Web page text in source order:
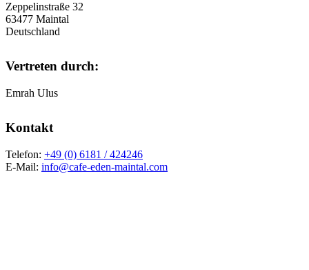
Zeppelinstraße 32
63477 Maintal
Deutschland
Vertreten durch:
Emrah Ulus
Kontakt
Telefon: +49 (0) 6181 / 424246
E-Mail: info@cafe-eden-maintal.com